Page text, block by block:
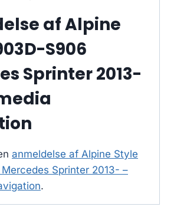
af Alpine
S906
Sprinter 2013-
anmeldelse af Alpine Style
Sprinter 2013- –
.